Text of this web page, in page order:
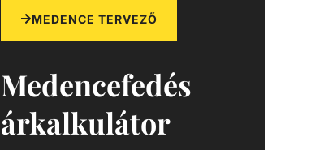
MEDENCE TERVEZŐ
Medencefedés
árkalkulátor